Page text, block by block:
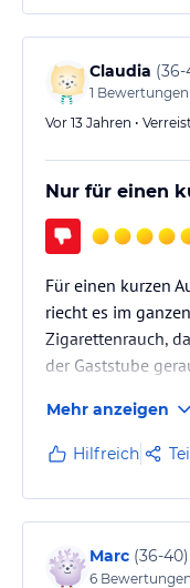
Claudia (36-
1 Bewertungen
Vor 13 Jahren •
Nur für einen
Für einen kurzen
riecht es im
Zigarettenrauch,
der Gaststube
man aufpassen,
oder umfallen.
die Größe war für
optimal. Leider
Heizung voll
anscheinend sehr
Mehr anzeigen
Hilfreich
Marc (36-40)
6 Bewertungen